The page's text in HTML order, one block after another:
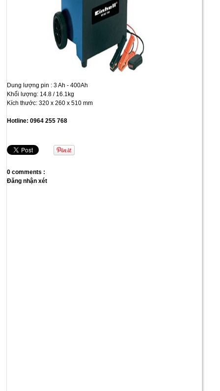
Dung lượng pin : 3 Ah - 400Ah
Khối lượng: 14.8 / 16.1kg
Kích thước: 320 x 260 x 510 mm
Hotline: 0964 255 768
0 comments :
Đăng nhận xét